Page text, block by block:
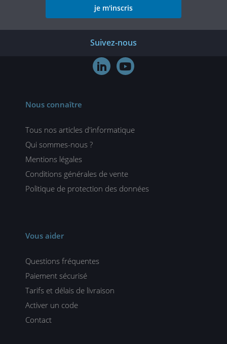
je m'inscris
Suivez-nous
 
Nous connaître
Tous nos articles d'informatique
Qui sommes-nous ?
Mentions légales
Conditions générales de vente
Politique de protection des données
Vous aider
Questions fréquentes
Paiement sécurisé
Tarifs et délais de livraison
Activer un code
Contact